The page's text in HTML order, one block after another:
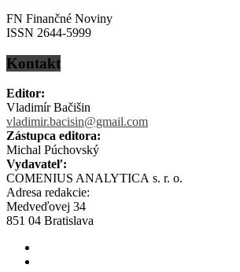
FN Finančné Noviny
ISSN 2644-5999
Kontakt
Editor:
Vladimír Bačišin
vladimir.bacisin@gmail.com
Zástupca editora:
Michal Púchovský
Vydavateľ:
COMENIUS ANALYTICA s. r. o.
Adresa redakcie:
Medveďovej 34
851 04 Bratislava